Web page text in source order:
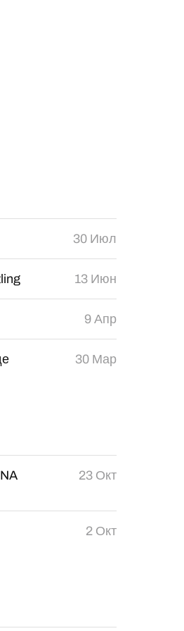
30 Июл
13 Июн
9 Апр
30 Мар
23 Окт
2 Окт